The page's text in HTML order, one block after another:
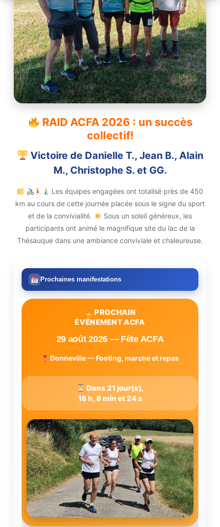
RAID ACFA 2026 : un succès
collectif!
Victoire de Danielle T., Jean B., Alain
M., Christophe S. et GG.
Les équipes engagées ont totalisé près de 450
km au cours de cette journée placée sous le signe du sport
et de la convivialité.
Sous un soleil généreux, les
participants ont animé le magnifique site du lac de la
Thésauque dans une ambiance conviviale et chaleureuse.
Prochaines manifestations
PROCHAIN
ÉVÉNEMENT ACFA
29 août 2026 — Fête ACFA
Donneville — Footing, marche et repas
Dans 21 jour(s),
18 h, 8 min et 23 s